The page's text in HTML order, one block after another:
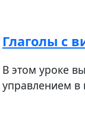
Глаголы с
В этом уроке
управлением в